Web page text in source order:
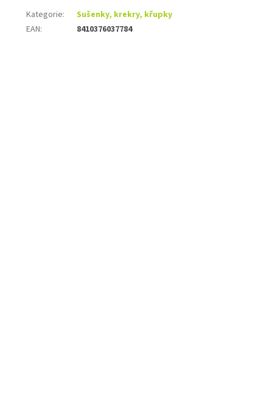
Kategorie:
Sušenky, krekry, křupky
EAN: 8410376037784